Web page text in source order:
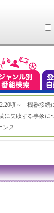
頃～ 機器接続
に失敗する事象に
ンス